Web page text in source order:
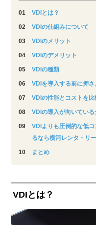
VDIとは？
VDIの仕組みについて
VDIのメリット
VDIのデメリット
VDIの種類
VDIを導入する前に押
VDIの性能とコストを比
VDIの導入が向いている
VDIよりも圧倒的な低
るなら横河レンタ・リ
まとめ
VDIとは？